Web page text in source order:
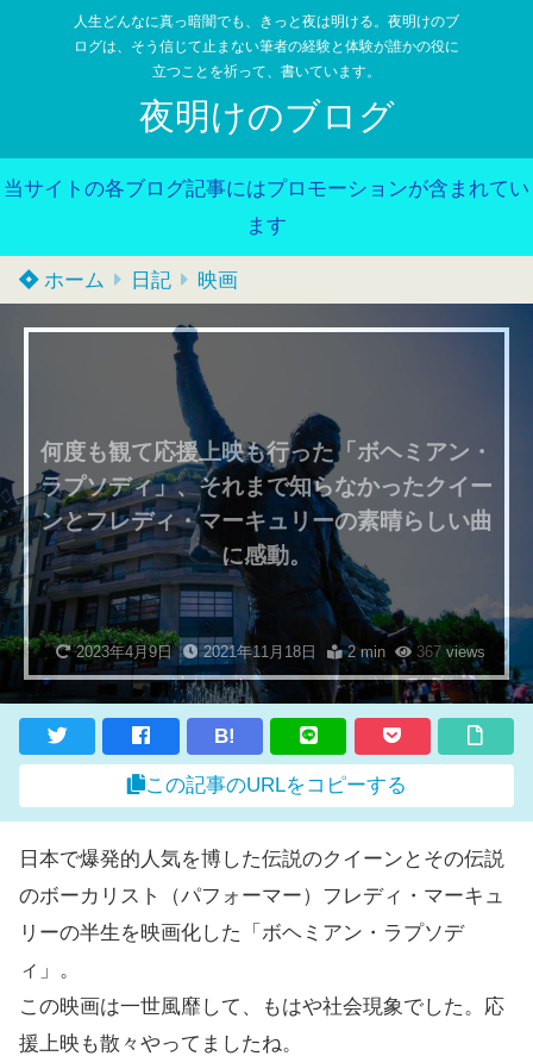
人生どんなに真っ暗闇でも、きっと夜は明ける。夜明けのブ
ログは、そう信じて止まない筆者の経験と体験が誰かの役に
立つことを祈って、書いています。
夜明けのブログ
当サイトの各ブログ記事にはプロモーションが含まれてい
ます
ホーム 日記 映画
何度も観て応援上映も行った「ボヘミアン・
ラプソディ」、それまで知らなかったクイー
ンとフレディ・マーキュリーの素晴らしい曲
に感動。
2023年4月9日 2021年11月18日 2 min 367 views
B!
この記事のURLをコピーする
日本で爆発的人気を博した伝説のクイーンとその伝説
のボーカリスト（パフォーマー）フレディ・マーキュ
リーの半生を映画化した「ボヘミアン・ラプソデ
ィ」。
この映画は一世風靡して、もはや社会現象でした。応
援上映も散々やってましたね。